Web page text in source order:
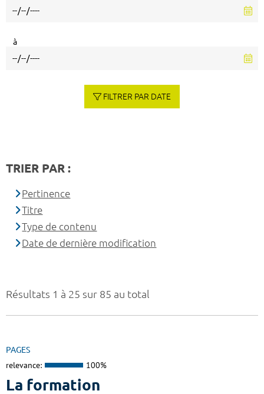
Résultats 1 à 25 sur 85 au total
PAGES
relevance: 100%
La formation
à
FILTRER PAR DATE
TRIER PAR :
Pertinence
Titre
Type de contenu
Date de dernière modification